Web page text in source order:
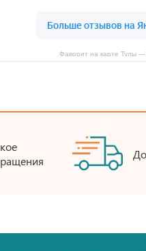
Фаворит на карте Тулы